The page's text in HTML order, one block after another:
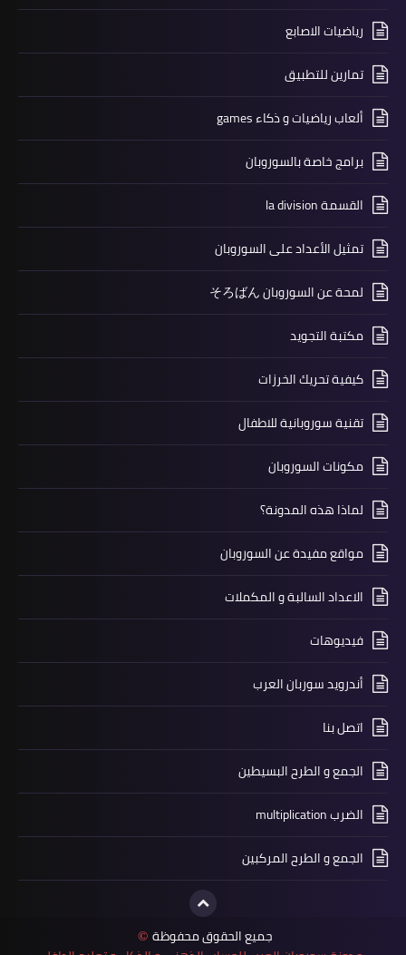
رياضيات الاصابع
تمارين للتطبيق
ألعاب رياضيات و ذكاء games
برامج خاصة بالسوروبان
القسمة la division
تمثيل الأعداد على السوروبان
لمحة عن السوروبان そろばん
مكتبة التجويد
كيفية تحريك الخرزات
تقنية سوروبانية للاطفال
مكونات السوروبان
لماذا هذه المدونة؟
مواقع مفيدة عن السوروبان
الاعداد السالبة و المكملات
فيديوهات
أندرويد سوربان العرب
اتصل بنا
الجمع و الطرح البسيطين
الضرب multiplication
الجمع و الطرح المركبين
جميع الحقوق محفوظة ©